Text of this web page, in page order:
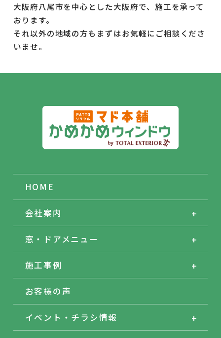
大阪府八尾市を中心とした大阪府で、施工を承って
おります。
それ以外の地域の方もまずはお気軽にご相談くださ
いませ。
HOME
会社案内
窓・ドアメニュー
施工事例
お客様の声
イベント・チラシ情報